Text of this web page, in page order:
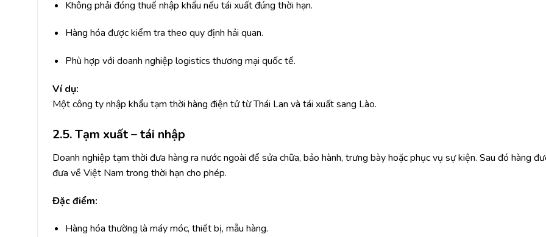
Không phải đóng thuế nhập khẩu nếu tái xuất đúng thời hạn.
Hàng hóa được kiểm tra theo quy định hải quan.
Phù hợp với doanh nghiệp logistics thương mại quốc tế.
Ví dụ:
Một công ty nhập khẩu tạm thời hàng điện tử từ Thái Lan và tái xuất sang Lào.
2.5. Tạm xuất – tái nhập
Doanh nghiệp tạm thời đưa hàng ra nước ngoài để sửa chữa, bảo hành, trưng bày hoặc phục vụ sự kiện. Sau đó hàng
đưa về Việt Nam trong thời hạn cho phép.
Đặc điểm:
Hàng hóa thường là máy móc, thiết bị, mẫu hàng.